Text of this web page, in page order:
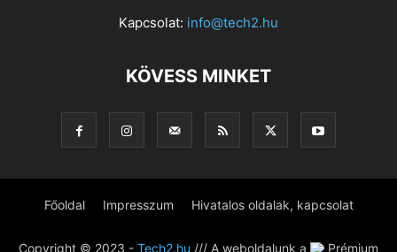
Kapcsolat: info@tech2.hu
KÖVESS MINKET
Főoldal Impresszum Hivatalos oldalak, kapcsolat
Copyright © 2023 - Tech2.hu /// A weboldalunk a Prémium